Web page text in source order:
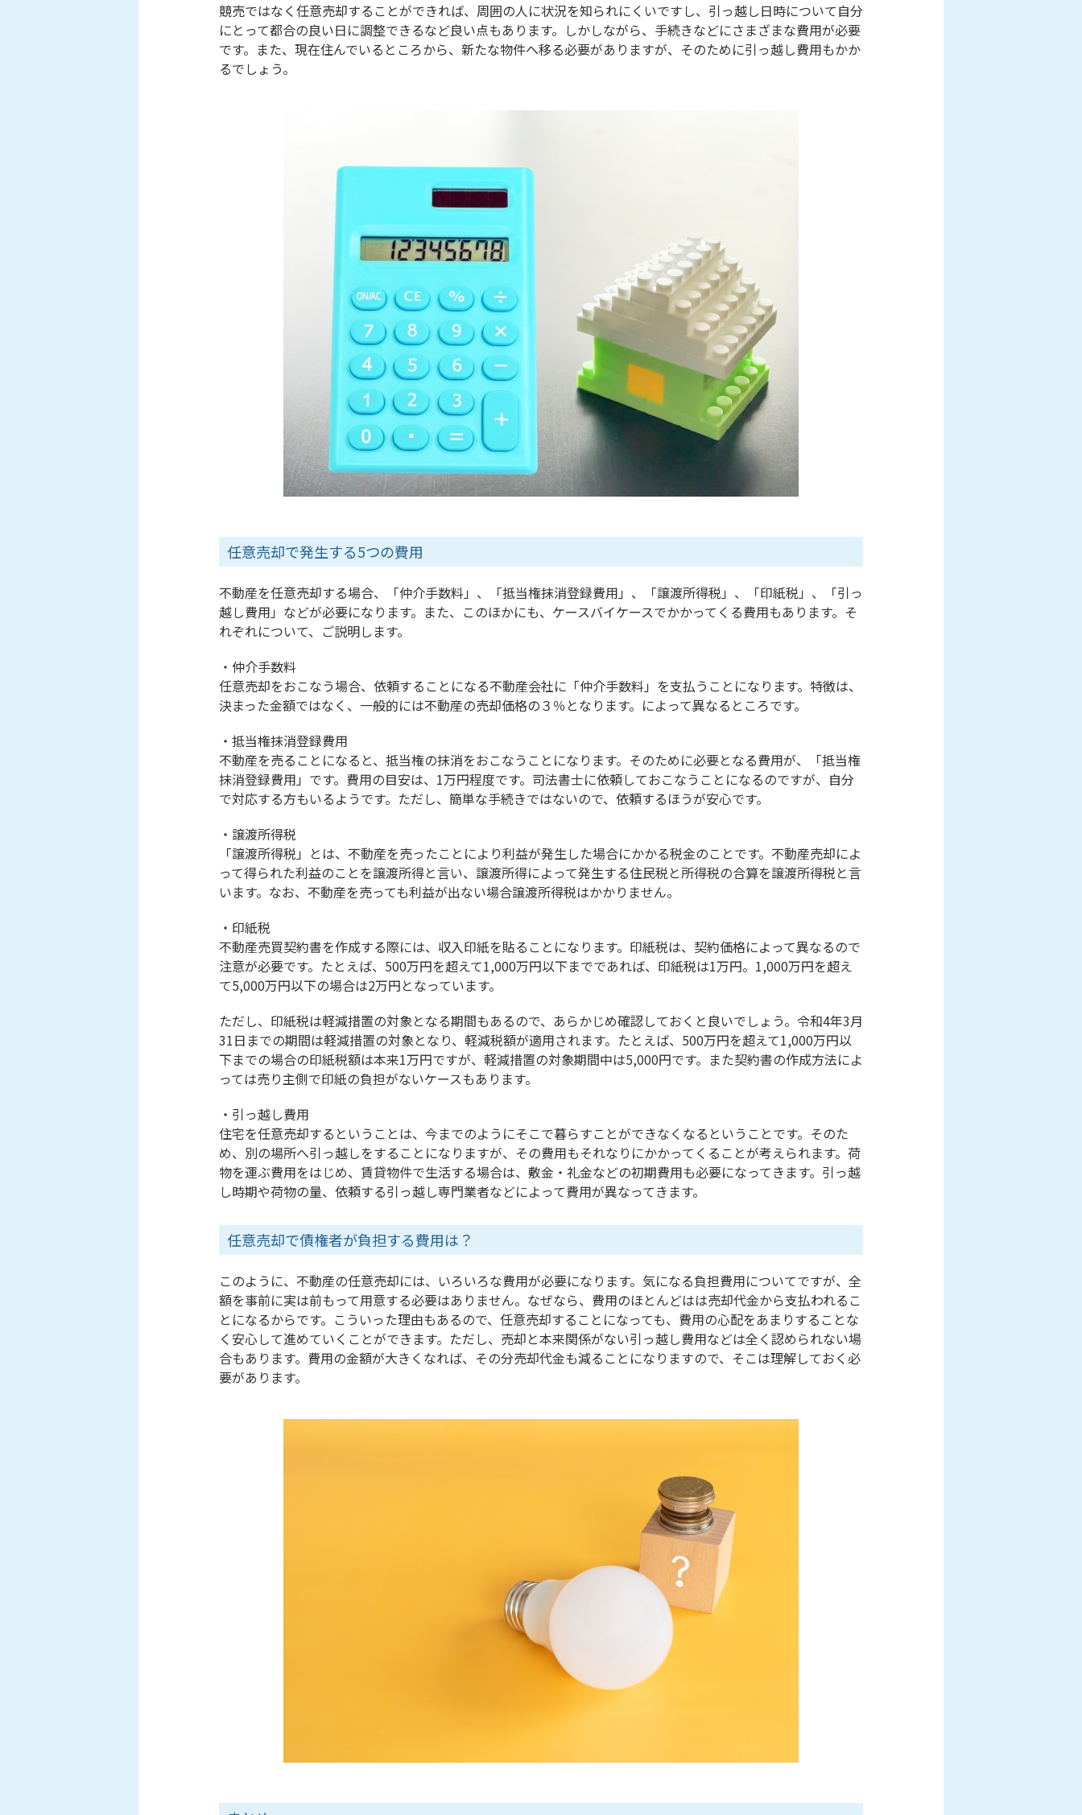
競売ではなく任意売却することができれば、周囲の人に状況を知られにくいですし、引っ越し日時について自分
にとって都合の良い日に調整できるなど良い点もあります。しかしながら、手続きなどにさまざまな費用が必要
です。また、現在住んでいるところから、新たな物件へ移る必要がありますが、そのために引っ越し費用もかか
るでしょう。
任意売却で発生する5つの費用
不動産を任意売却する場合、「仲介手数料」、「抵当権抹消登録費用」、「譲渡所得税」、「印紙税」、「引っ
越し費用」などが必要になります。また、このほかにも、ケースバイケースでかかってくる費用もあります。そ
れぞれについて、ご説明します。
・仲介手数料
任意売却をおこなう場合、依頼することになる不動産会社に「仲介手数料」を支払うことになります。特徴は、
決まった金額ではなく、一般的には不動産の売却価格の３％となります。によって異なるところです。
・抵当権抹消登録費用
不動産を売ることになると、抵当権の抹消をおこなうことになります。そのために必要となる費用が、「抵当権
抹消登録費用」です。費用の目安は、1万円程度です。司法書士に依頼しておこなうことになるのですが、自分
で対応する方もいるようです。ただし、簡単な手続きではないので、依頼するほうが安心です。
・譲渡所得税
「譲渡所得税」とは、不動産を売ったことにより利益が発生した場合にかかる税金のことです。不動産売却によ
って得られた利益のことを譲渡所得と言い、譲渡所得によって発生する住民税と所得税の合算を譲渡所得税と言
います。なお、不動産を売っても利益が出ない場合譲渡所得税はかかりません。
・印紙税
不動産売買契約書を作成する際には、収入印紙を貼ることになります。印紙税は、契約価格によって異なるので
注意が必要です。たとえば、500万円を超えて1,000万円以下までであれば、印紙税は1万円。1,000万円を超え
て5,000万円以下の場合は2万円となっています。
ただし、印紙税は軽減措置の対象となる期間もあるので、あらかじめ確認しておくと良いでしょう。令和4年3月
31日までの期間は軽減措置の対象となり、軽減税額が適用されます。たとえば、500万円を超えて1,000万円以
下までの場合の印紙税額は本来1万円ですが、軽減措置の対象期間中は5,000円です。また契約書の作成方法によ
っては売り主側で印紙の負担がないケースもあります。
・引っ越し費用
住宅を任意売却するということは、今までのようにそこで暮らすことができなくなるということです。そのた
め、別の場所へ引っ越しをすることになりますが、その費用もそれなりにかかってくることが考えられます。荷
物を運ぶ費用をはじめ、賃貸物件で生活する場合は、敷金・礼金などの初期費用も必要になってきます。引っ越
し時期や荷物の量、依頼する引っ越し専門業者などによって費用が異なってきます。
任意売却で債権者が負担する費用は？
このように、不動産の任意売却には、いろいろな費用が必要になります。気になる負担費用についてですが、全
額を事前に実は前もって用意する必要はありません。なぜなら、費用のほとんどはは売却代金から支払われるこ
とになるからです。こういった理由もあるので、任意売却することになっても、費用の心配をあまりすることな
く安心して進めていくことができます。ただし、売却と本来関係がない引っ越し費用などは全く認められない場
合もあります。費用の金額が大きくなれば、その分売却代金も減ることになりますので、そこは理解しておく必
要があります。